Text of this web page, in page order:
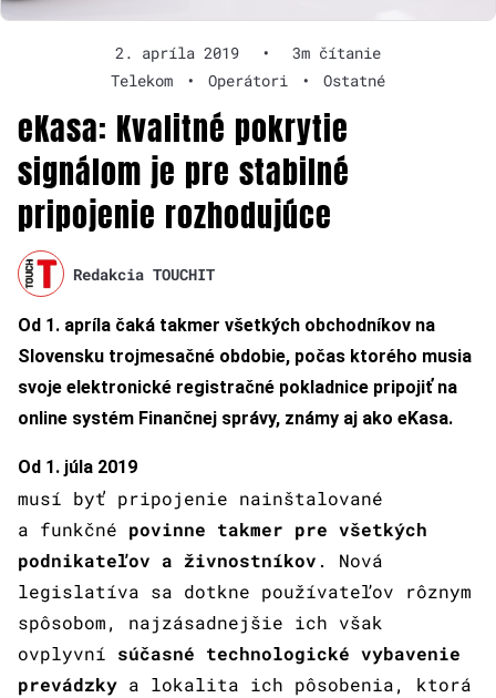
2. apríla 2019 •
3m čítanie
Telekom
• Operátori • Ostatné
eKasa: Kvalitné pokrytie
signálom je pre stabilné
pripojenie rozhodujúce
Redakcia TOUCHIT
Od 1. apríla čaká takmer všetkých obchodníkov na
Slovensku trojmesačné obdobie, počas ktorého musia
svoje elektronické registračné pokladnice pripojiť na
online systém Finančnej správy, známy aj ako eKasa.
Od 1. júla 2019
musí byť pripojenie nainštalované
a funkčné povinne takmer pre všetkých
podnikateľov a živnostníkov . Nová
legislatíva sa dotkne používateľov rôznym
spôsobom, najzásadnejšie ich však
ovplyvní súčasné technologické vybavenie
prevádzky a lokalita ich pôsobenia, ktorá